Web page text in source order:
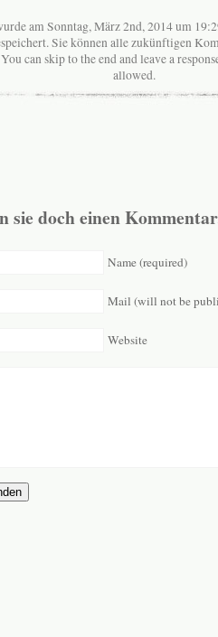
am Sonntag, März 2nd, 2014 um
Sie können alle zukünftigen
can skip to the end and leave a
allowed.
sie doch einen
Name (required)
Mail (will not be
Website